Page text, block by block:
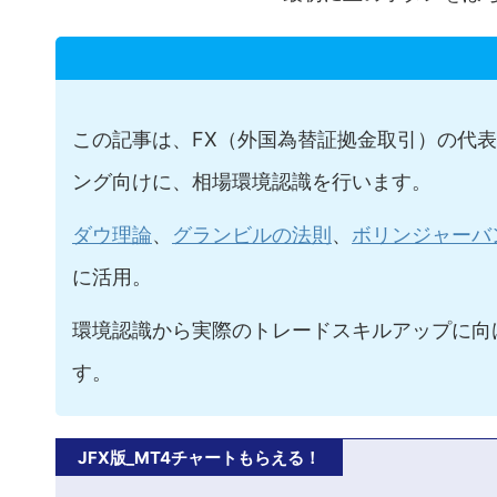
この記事は、FX（外国為替証拠金取引）の代
ング向けに、相場環境認識を行います。
ダウ理論、 グランビルの法則 、 ボリンジャーバ
に活用。
環境認識から実際のトレードスキルアップに向
す。
JFX版_MT4チャートもらえる！